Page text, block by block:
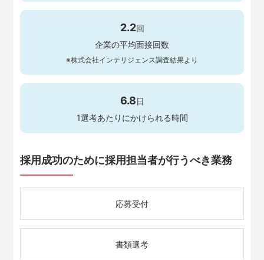
2.2回
企業の平均面接回数
※株式会社インテリジェンス調査結果より
6.8日
1選考あたりにかけられる時間
採用成功のために採用担当者が行うべき業務
応募受付
書類選考